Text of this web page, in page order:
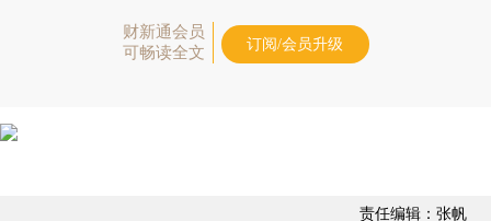
财新通会员
可畅读全文
订阅/会员升级
责任编辑：张帆